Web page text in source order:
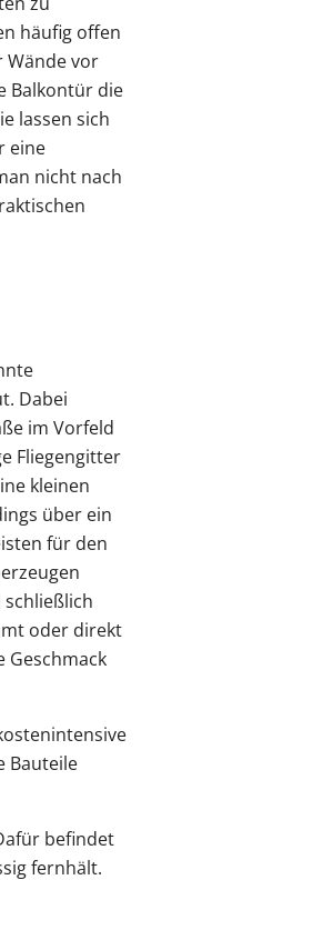
häufig offen
Wände vor
Balkontür die
lassen sich
eine
nicht nach
Dabei
im Vorfeld
Fliegengitter
kleinen
über ein
für den
oder direkt
Geschmack
Bauteile
befindet
fernhält.